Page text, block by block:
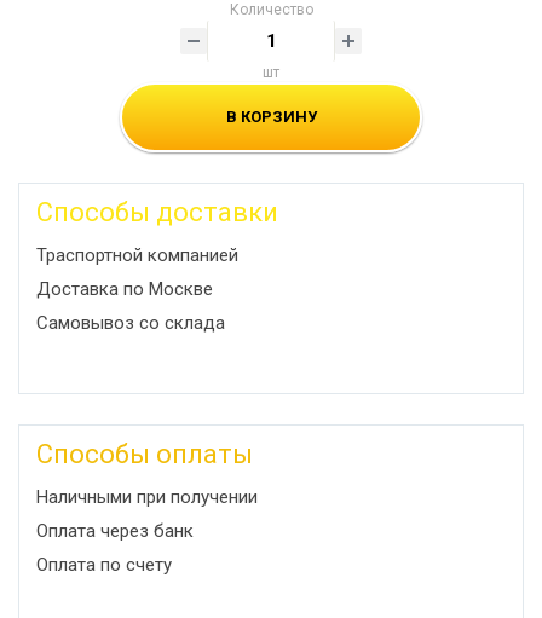
Количество
шт
В КОРЗИНУ
Способы доставки
Траспортной компанией
Доставка по Москве
Самовывоз со склада
Способы оплаты
Наличными при получении
Оплата через банк
Оплата по счету